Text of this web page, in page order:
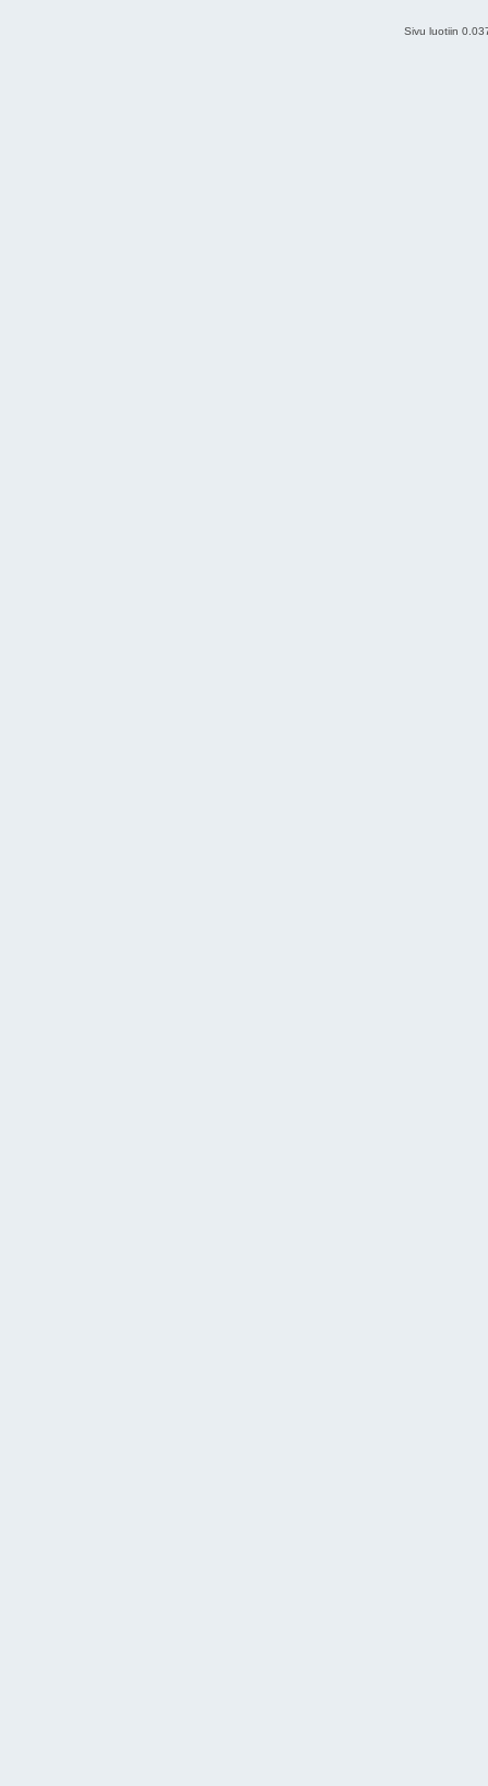
Sivu luotiin